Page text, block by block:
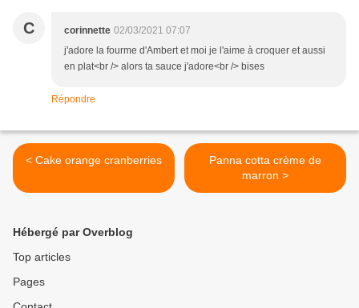
C corinnette 02/03/2021 07:07
j'adore la fourme d'Ambert et moi je l'aime à croquer et aussi
en plat<br /> alors ta sauce j'adore<br /> bises
Répondre
< Cake orange cranberries
Panna cotta crème de
marron >
Hébergé par Overblog
Top articles
Pages